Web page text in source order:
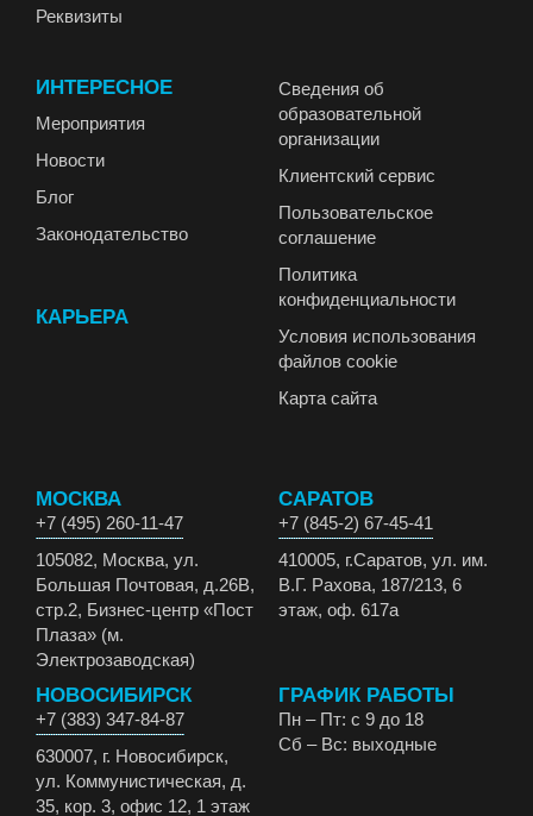
Реквизиты
ИНТЕРЕСНОЕ
Мероприятия
Новости
Блог
Законодательство
КАРЬЕРА
Сведения об
образовательной
организации
Клиентский сервис
Пользовательское
соглашение
Политика
конфиденциальности
Условия использования
файлов cookie
Карта сайта
МОСКВА
+7 (495) 260-11-47
105082, Москва, ул.
Большая Почтовая, д.26В,
стр.2, Бизнес-центр «Пост
Плаза» (м.
Электрозаводская)
САРАТОВ
+7 (845-2) 67-45-41
410005, г.Саратов, ул. им.
В.Г. Рахова, 187/213, 6
этаж, оф. 617а
НОВОСИБИРСК
+7 (383) 347-84-87
630007, г. Новосибирск,
ул. Коммунистическая, д.
35, кор. 3, офис 12, 1 этаж
ГРАФИК РАБОТЫ
Пн – Пт: с 9 до 18
Сб – Вс: выходные